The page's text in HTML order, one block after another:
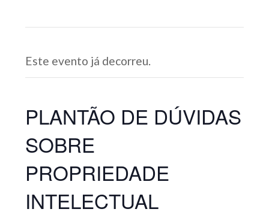
Este evento já decorreu.
PLANTÃO DE DÚVIDAS
SOBRE
PROPRIEDADE
INTELECTUAL